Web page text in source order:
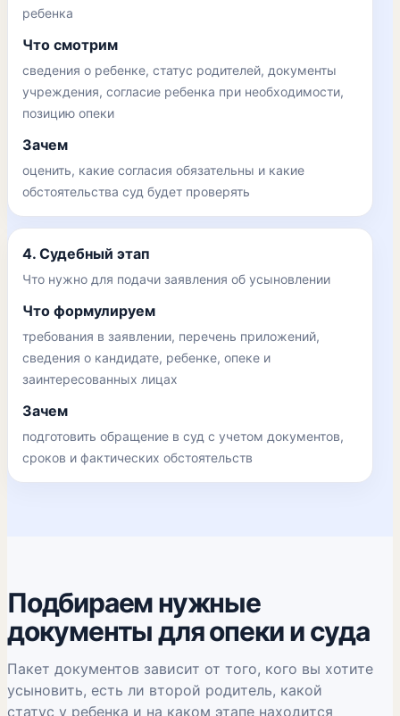
ребенка
Что смотрим
сведения о ребенке, статус родителей, документы
учреждения, согласие ребенка при необходимости,
позицию опеки
Зачем
оценить, какие согласия обязательны и какие
обстоятельства суд будет проверять
4. Судебный этап
Что нужно для подачи заявления об усыновлении
Что формулируем
требования в заявлении, перечень приложений,
сведения о кандидате, ребенке, опеке и
заинтересованных лицах
Зачем
подготовить обращение в суд с учетом документов,
сроков и фактических обстоятельств
Подбираем нужные
документы для опеки и суда
Пакет документов зависит от того, кого вы хотите
усыновить, есть ли второй родитель, какой
статус у ребенка и на каком этапе находится